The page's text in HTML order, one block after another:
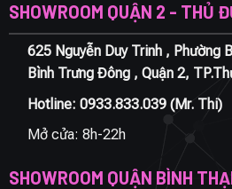
SHOWROOM QUẬN 2 - THỦ
625 Nguyễn Duy Trinh , Phường
Bình Trưng Đông , Quận 2,
Hotline: 0933.833.039(Mr. Thi)
Mở cửa: 8h-22h
SHOWROOM QUẬN BÌNH